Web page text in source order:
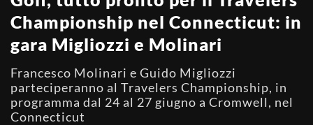
Championship nel Connecticut: in
gara Migliozzi e Molinari
Francesco Molinari e Guido Migliozzi
parteciperanno al Travelers Championship, in
programma dal 24 al 27 giugno a Cromwell, nel
Connecticut